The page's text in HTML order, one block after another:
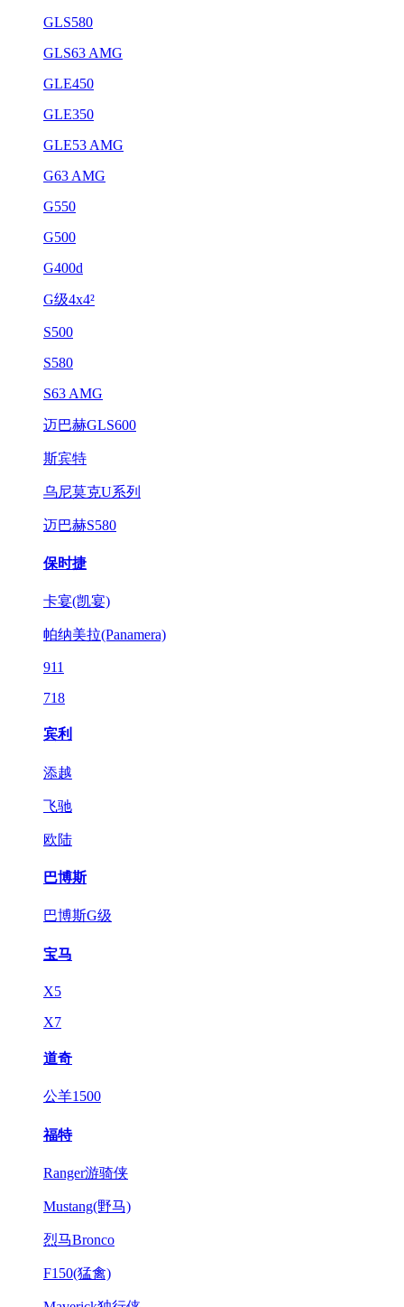
GLS580
GLS63 AMG
GLE450
GLE350
GLE53 AMG
G63 AMG
G550
G500
G400d
G级4x4²
S500
S580
S63 AMG
迈巴赫GLS600
斯宾特
乌尼莫克U系列
迈巴赫S580
保时捷
卡宴(凯宴)
帕纳美拉(Panamera)
911
718
宾利
添越
飞驰
欧陆
巴博斯
巴博斯G级
宝马
X5
X7
道奇
公羊1500
福特
Ranger游骑侠
Mustang(野马)
烈马Bronco
F150(猛禽)